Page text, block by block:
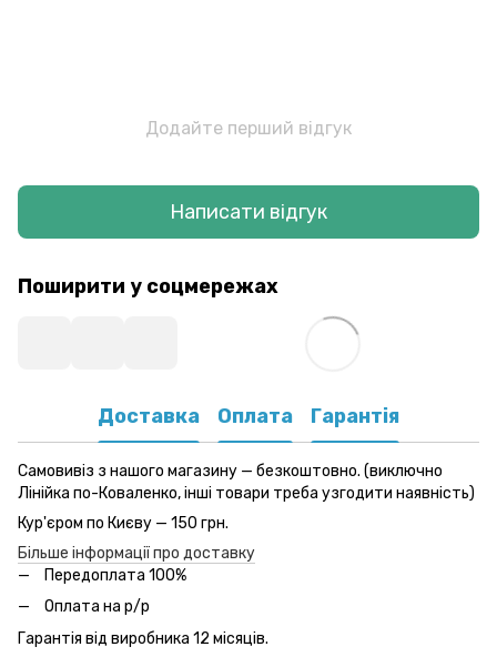
Додайте перший відгук
Написати відгук
Поширити у соцмережах
Доставка Оплата Гарантія
Самовивіз з нашого магазину — безкоштовно. (виключно
Лінійка по-Коваленко, інші товари треба узгодити наявність)
Кур'єром по Києву — 150 грн.
Більше інформації про доставку
Передоплата 100%
Оплата на р/р
Гарантія від виробника 12 місяців.